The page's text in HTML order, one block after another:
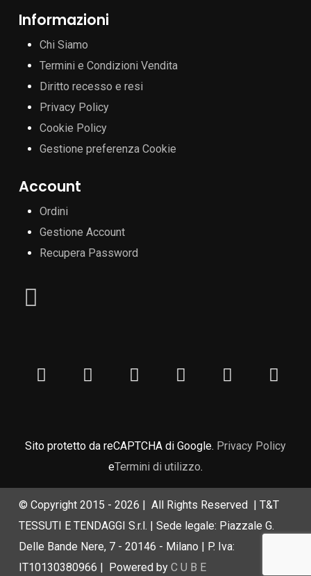
Informazioni
Chi Siamo
Termini e Condizioni Vendita
Diritto recesso e resi
Privacy Policy
Cookie Policy
Gestione preferenza Cookie
Account
Ordini
Gestione Account
Recupera Password
Sito protetto da reCAPTCHA di Google. Privacy Policy
eTermini di utilizzo.
© Copyright 2015 - 2026 | All Rights Reserved | T&T
TESSUTI E TENDAGGI S.r.l. | Sede legale: Piazzale G.
Delle Bande Nere, 7 - 20146 - Milano | P. Iva:
IT10130380966 | Powered by C U B E